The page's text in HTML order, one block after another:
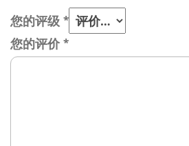
您的评级 *
您的评价*